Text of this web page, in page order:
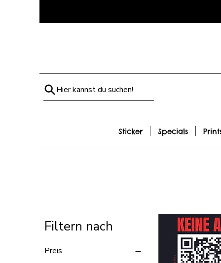
Hier kannst du suchen!
Sticker Specials
Filtern nach
Preis